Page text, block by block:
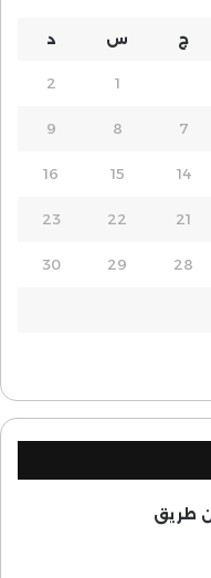
ج س د
1
2
7
8
9
14
15
16
21
22
23
28
29
30
طريق